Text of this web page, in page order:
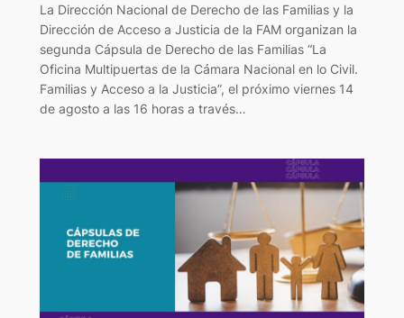
La Dirección Nacional de Derecho de las Familias y la
Dirección de Acceso a Justicia de la FAM organizan la
segunda Cápsula de Derecho de las Familias “La
Oficina Multipuertas de la Cámara Nacional en lo Civil.
Familias y Acceso a la Justicia”, el próximo viernes 14
de agosto a las 16 horas a través…